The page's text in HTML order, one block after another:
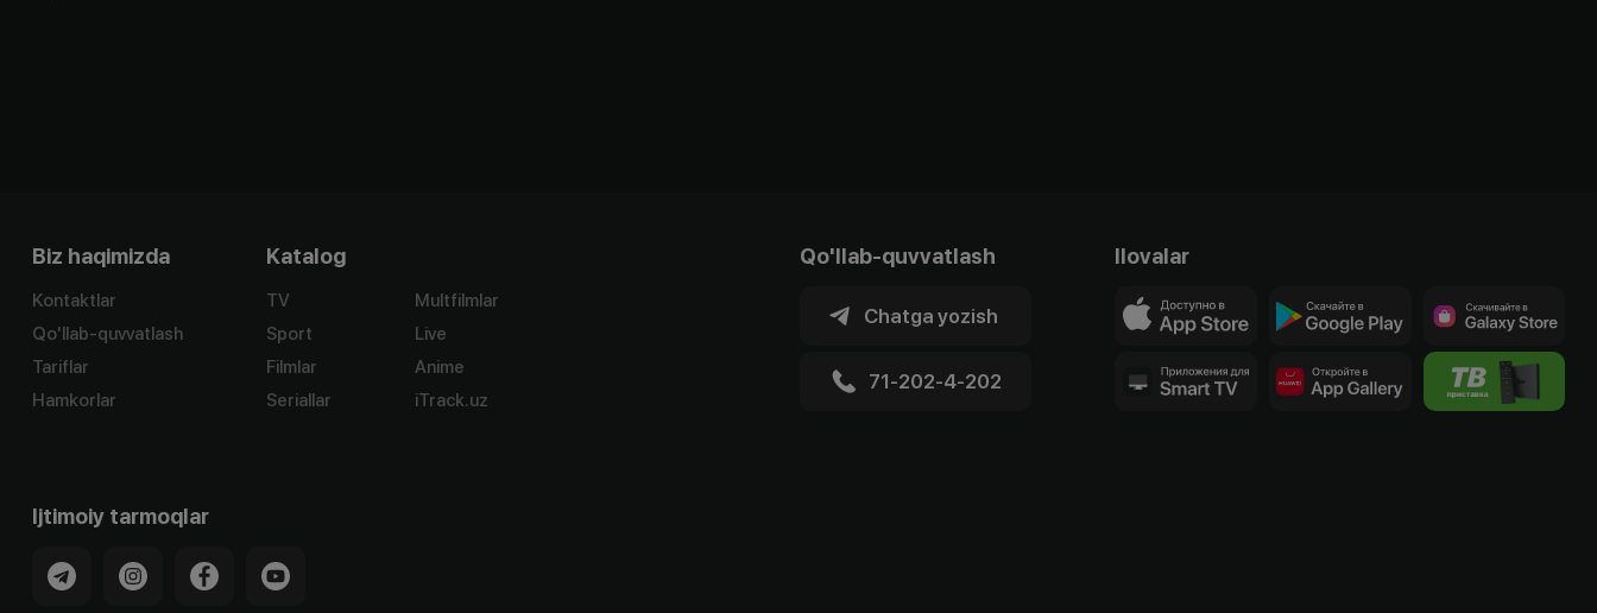
Biz haqimizda
Kontaktlar
Qo'llab-quvvatlash
Tariflar
Hamkorlar
Katalog
TV
Sport
Filmlar
Seriallar
Multfilmlar
Live
Anime
iTrack.uz
Qo'llab-quvvatlash
Chatga yozish
71-202-4-202
Ilovalar
Ijtimoiy tarmoqlar